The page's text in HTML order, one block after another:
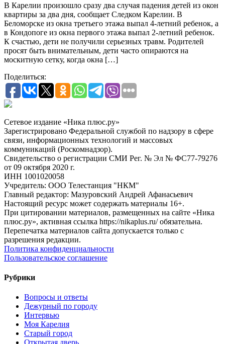
В Карелии произошло сразу два случая падения детей из окон
квартиры за два дня, сообщает Следком Карелии. В
Беломорске из окна третьего этажа выпал 4-летний ребенок, а
в Кондопоге из окна первого этажа выпал 2-летний ребенок.
К счастью, дети не получили серьезных травм. Родителей
просят быть внимательным, дети часто опираются на
москитную сетку, когда окна […]
Поделиться:
Сетевое издание «Ника плюс.ру»
Зарегистрировано Федеральной службой по надзору в сфере
связи, информационных технологий и массовых
коммуникаций (Роскомнадзор).
Свидетельство о регистрации СМИ Рег. № Эл № ФС77-79276
от 09 октября 2020 г.
ИНН 1001020058
Учредитель: ООО Телестанция "НКМ"
Главный редактор: Мазуровский Андрей Афанасьевич
Настоящий ресурс может содержать материалы 16+.
При цитировании материалов, размещенных на сайте «Ника
плюс.ру», активная ссылка https://nikaplus.ru/ обязательна.
Перепечатка материалов сайта допускается только с
разрешения редакции.
Политика конфиденциальности
Пользовательское соглашение
Рубрики
Вопросы и ответы
Дежурный по городу
Интервью
Моя Карелия
Старый город